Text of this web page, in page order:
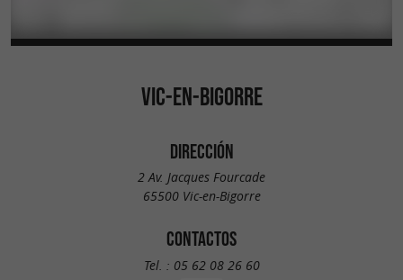
VIC-EN-BIGORRE
DIRECCIÓN
2 Av. Jacques Fourcade
65500 Vic-en-Bigorre
CONTACTOS
Tel. : 05 62 08 26 60